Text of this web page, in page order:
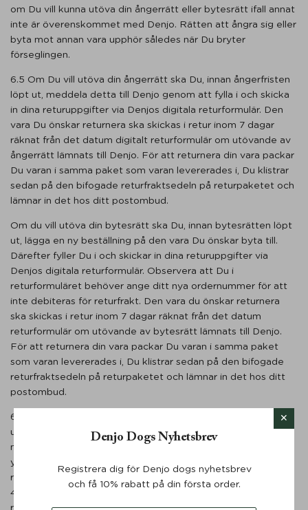
om Du vill kunna utöva din ångerrätt eller bytesrätt ifall annat
inte är överenskommet med Denjo. Rätten att ångra sig eller
byta mot annan vara upphör således när Du bryter
förseglingen.
6.5 Om Du vill utöva din ångerrätt ska Du, innan ångerfristen
löpt ut, meddela detta till Denjo genom att fylla i och skicka
in dina returuppgifter via Denjos digitala returformulär. Den
vara Du önskar returnera ska skickas i retur inom 7 dagar
räknat från det datum digitalt returformulär om utövande av
ångerrätt lämnats till Denjo. För att returnera din vara packar
Du varan i samma paket som varan levererades i, Du klistrar
sedan på den bifogade returfraktsedeln på returpaketet och
lämnar in det hos ditt postombud.
Om du vill utöva din bytesrätt ska Du, innan bytesrätten löpt
ut, lägga en ny beställning på den vara Du önskar byta till.
Därefter fyller Du i och skickar in dina returuppgifter via
Denjos digitala returformulär. Observera att Du i
returformuläret behöver ange ditt nya ordernummer för att
inte debiteras för returfrakt. Den vara du önskar returnera
ska skickas i retur inom 7 dagar räknat från det datum
returformulär om utövande av bytesrätt lämnats till Denjo.
För att returnera din vara packar Du varan i samma paket
som varan levererades i, Du klistrar sedan på den bifogade
returfraktsedeln på returpaketet och lämnar in det hos ditt
postombud.
6.6 Vid utövande av ångerrätten betalar Du returfrakten. Vid
utövande av bytesrätten betalar Denjo returfrakten. För
mindre paket (upp till 2 kg och max 30x20x10 cm i
yttermått) debiterar Denjo dig 59 kr för returfrakt samt
returhantering. För mellanstora paket (upp till 4 kg och max
40x30x20 cm i yttermått) debiterar Denjo dig 99 kr för
returfrakt samt returhantering. För större paket (>4 kg
Denjo Dogs Nyhetsbrev
Registrera dig för Denjo dogs nyhetsbrev
och få 10% rabatt på din första order.